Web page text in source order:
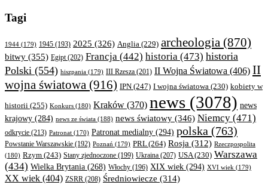
Tagi
1944 (179) 1945 (193) 2025 (326) Anglia (229) archeologia (870)
bitwy (355) Egipt(202) Francja (442) historia (473) historia
Polski (554) hiszpania (179) III Rzesza (201) II Wojna Światowa (406) II
wojna światowa (916) IPN (247) I wojna światowa (230) kobiety w
historii (255) Konkurs (180) Kraków (370) news (3078) news
krajowy (284) news ze świata (188) news światowy (346) Niemcy (471)
odkrycie (213) Patronat (170) Patronat medialny (294) polska (763)
Powstanie Warszawskie (192) Poznań (179) PRL(264) Rosja (312) Rzeczpospolita
(180) Rzym (243) Stany zjednoczone (199) Ukraina (207) USA(230) Warszawa
(434) Wielka Brytania (268) Włochy (196) XIX wiek (294) XVI wiek (179)
XX wiek (404) ZSRR (208) Średniowiecze (314)